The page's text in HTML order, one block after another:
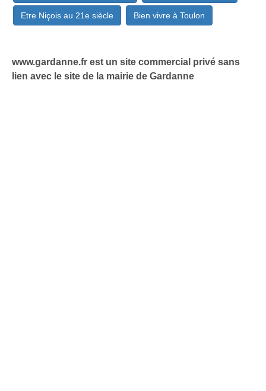
Etre Niçois au 21e siècle Bien vivre à Toulon
www.gardanne.fr est un site commercial privé sans
lien avec le site de la mairie de Gardanne